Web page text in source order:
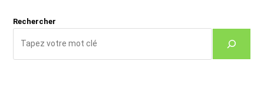
Rechercher